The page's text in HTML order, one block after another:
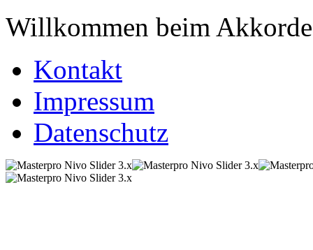
Willkommen beim
Kontakt
Impressum
Datenschutz